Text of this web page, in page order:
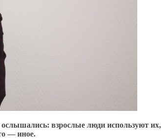
взрослые люди используют их,
— иное.